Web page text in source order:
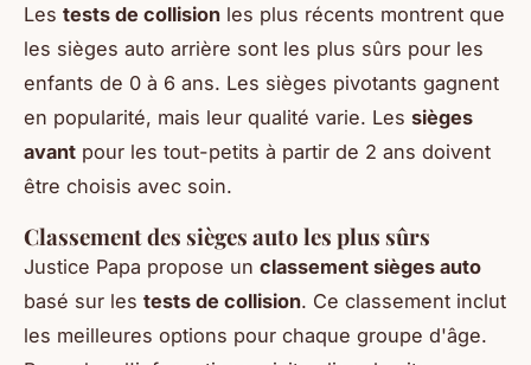
Les tests de collision les plus récents montrent que
les sièges auto arrière sont les plus sûrs pour les
enfants de 0 à 6 ans. Les sièges pivotants gagnent
en popularité, mais leur qualité varie. Les sièges
avant pour les tout-petits à partir de 2 ans doivent
être choisis avec soin.
Classement des sièges auto les plus sûrs
Justice Papa propose un classement sièges auto
basé sur les tests de collision. Ce classement inclut
les meilleures options pour chaque groupe d'âge.